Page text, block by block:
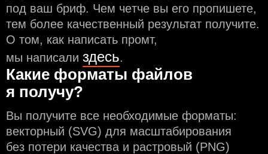
под ваш бриф. Чем чeтче вы его пропишете,
тем более качественный результат получите.
О том, как написать промт,
мы написали здесь.
Какие форматы файлов
я получу?
Вы получите все необходимые форматы:
векторный (SVG) для масштабирования
без потери качества и растровый (PNG)